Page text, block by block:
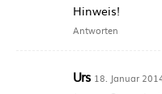
Hinweis!
Antworten
Urs 18. Januar